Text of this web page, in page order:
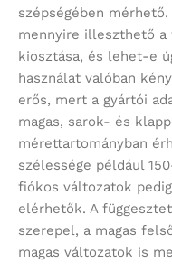
szépségében
mennyire illeszthető a
kiosztása, és lehet-e
használat valóban
erős, mert a gyártói
magas, sarok- és
mérettartományban
szélessége például
fiókos változatok
elérhetők. A
szerepel, a magas
magas változatok is